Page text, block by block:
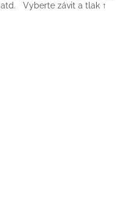
atd. Vyberte závit a tlak ↑